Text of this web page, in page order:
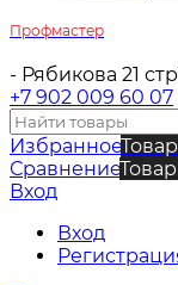
Профмастер
- Рябикова 21
+7 902 009 60 07
Избранное
Сравнение
Вход
Вход